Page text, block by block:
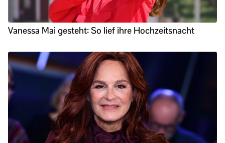
Vanessa Mai gesteht: So lief ihre Hochzeitsnacht